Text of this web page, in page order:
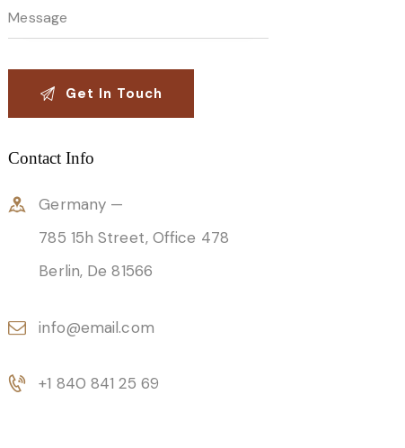
Contact Info
Germany —
785 15h Street, Office 478
Berlin, De 81566
info@email.com
+1 840 841 25 69